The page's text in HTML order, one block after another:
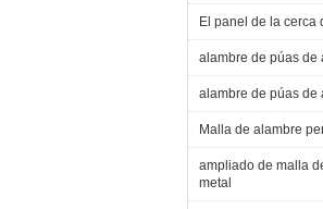
El panel de la cerca
alambre de púas de
alambre de púas de
Malla de alambre
ampliado de malla
metal